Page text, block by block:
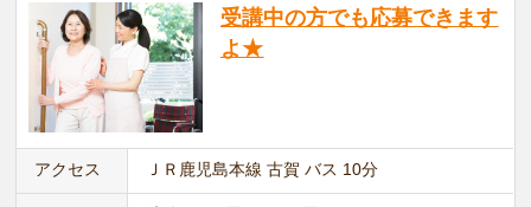
受講中の方でも応募できます
よ★
アクセス ＪＲ鹿児島本線 古賀 バス 10分